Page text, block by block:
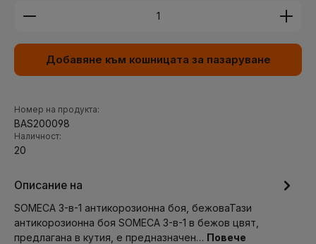
Количество на продукта: Въведете желаната
Добавяне към кошницата за пазаруване
Номер на продукта:
BAS200098
Наличност:
20
Описание на
SOMECA 3-в-1 антикорозионна боя, бежоваТази
антикорозионна боя SOMECA 3-в-1 в бежов цвят,
предлагана в кутия, е предназначен… Повече